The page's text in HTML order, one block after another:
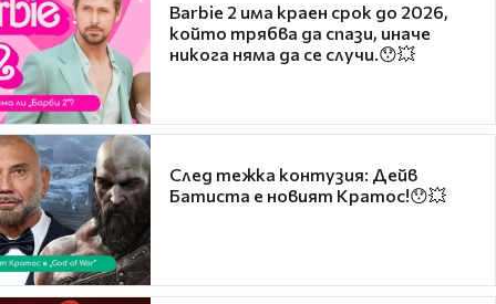
Barbie 2 има краен срок до 2026,
който трябва да спази, иначе
никога няма да се случи.😯💥
След тежка контузия: Дейв
Батиста е новият Кратос!😯💥